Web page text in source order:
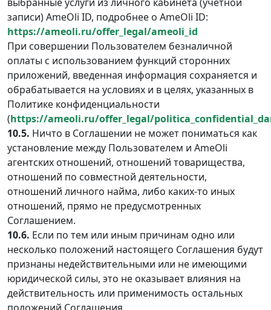
записи) AmeOli ID, подробнее о AmeOli ID:
https://ameoli.ru/offer_legal/ameoli_id
При совершении Пользователем безналичной
оплаты с использованием функций сторонних
приложений, введенная информация сохраняется и
обрабатывается на условиях и в целях, указанных в
Политике конфиденциальности
(https://ameoli.ru/offer_legal/
10.5. Ничто в Соглашении не может пониматься как
установление между Пользователем и AmeOli
агентских отношений, отношений товарищества,
отношений по совместной деятельности,
отношений личного найма, либо каких-то иных
отношений, прямо не предусмотренных
Соглашением.
10.6. Если по тем или иным причинам одно или
несколько положений настоящего Соглашения будут
признаны недействительными или не имеющими
юридической силы, это не оказывает влияния на
действительность или применимость остальных